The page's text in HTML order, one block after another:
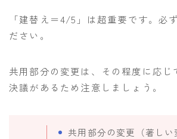
「建替え＝4/5」は超重要です。必
ださい。
共用部分の変更は、その程度に応じ
決議があるため注意しましょう。
共用部分の変更（著しい